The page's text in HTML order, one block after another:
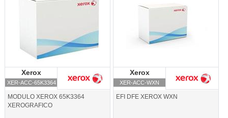
Xerox
XER-ACC-65K3364
MODULO XEROX 65K3364
XEROGRAFICO
Xerox
XER-ACC-WXN
EFI DFE XEROX WXN